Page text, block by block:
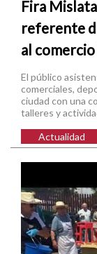
Fira
referente
al
El público
comerciales,
ciudad con una
talleres y
Actualidad